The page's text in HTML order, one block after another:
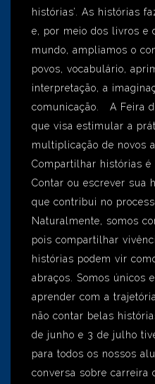
histórias’. As histórias
e, por meio dos livros e
mundo, ampliamos o
povos, vocabulário,
interpretação, a
comunicação. A Feira
que visa estimular a
multiplicação de novos
Compartilhar histórias
Contar ou escrever sua
que contribui no
Naturalmente, somos
pois compartilhar
histórias podem vir
abraços. Somos únicos
aprender com a
não contar belas
de junho e 3 de julho
para todos os nossos
conversa sobre carreira